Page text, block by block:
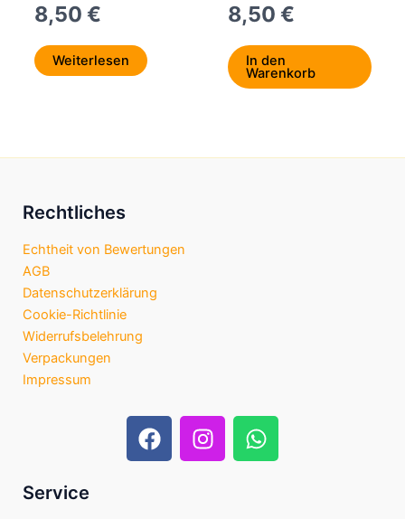
8,50 €
Weiterlesen
8,50 €
In den
Warenkorb
Rechtliches
Echtheit von Bewertungen
AGB
Datenschutzerklärung
Cookie-Richtlinie
Widerrufsbelehrung
Verpackungen
Impressum
F
a
I
n
W
h
Service